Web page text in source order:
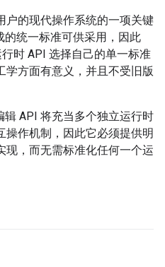
户的现代操作系统的一项关键
的统一标准可供采用，因此
时 API 选择自己的单一标准
学方面有意义，并且不受旧版
辑 API 将充当多个独立运行时
操作机制，因此它必须提供明
现，而无需标准化任何一个运